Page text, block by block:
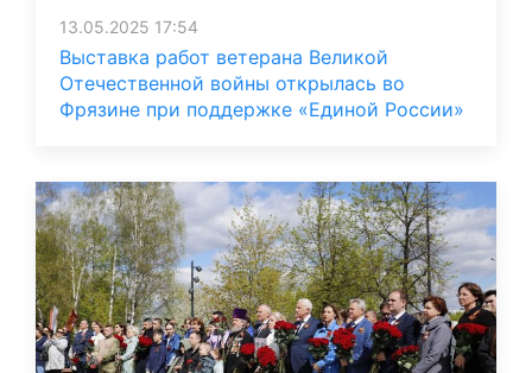
13.05.2025 17:54
Выставка работ ветерана Великой
Отечественной войны открылась во
Фрязине при поддержке «Единой России»